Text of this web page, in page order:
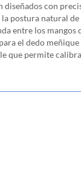
diseñados con
postura natural
entre los
el dedo
que permite